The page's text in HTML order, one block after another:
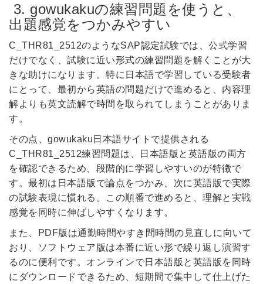
3. gowukakuの練習問題を使うと、
出題感覚をつかみやすい
C_THR81_2512のようなSAP認定試験では、公式学習
だけでなく、試験に近い形式の練習問題を解くことが大
きな助けになります。特に日本語で学習している受験者
にとって、最初から英語の問題だけで進めると、内容理
解よりも英文読解で時間を取られてしまうことがありま
す。
その点、gowukaku日本語サイトで提供される
C_THR81_2512練習問題は、日本語版と英語版の両方
を確認できるため、段階的に学習しやすいのが特徴で
す。最初は日本語版で論点をつかみ、次に英語版で実際
の試験表現に慣れる。この順番で進めると、理解と実戦
感覚を同時に伸ばしやすくなります。
また、PDF版は通勤時間やすき間時間の見直しに向いて
おり、ソフトウェア版は本番に近い形で繰り返し演習す
るのに便利です。オンラインで日本語版と英語版を同時
にダウンロードできるため、短期間で集中して仕上げた